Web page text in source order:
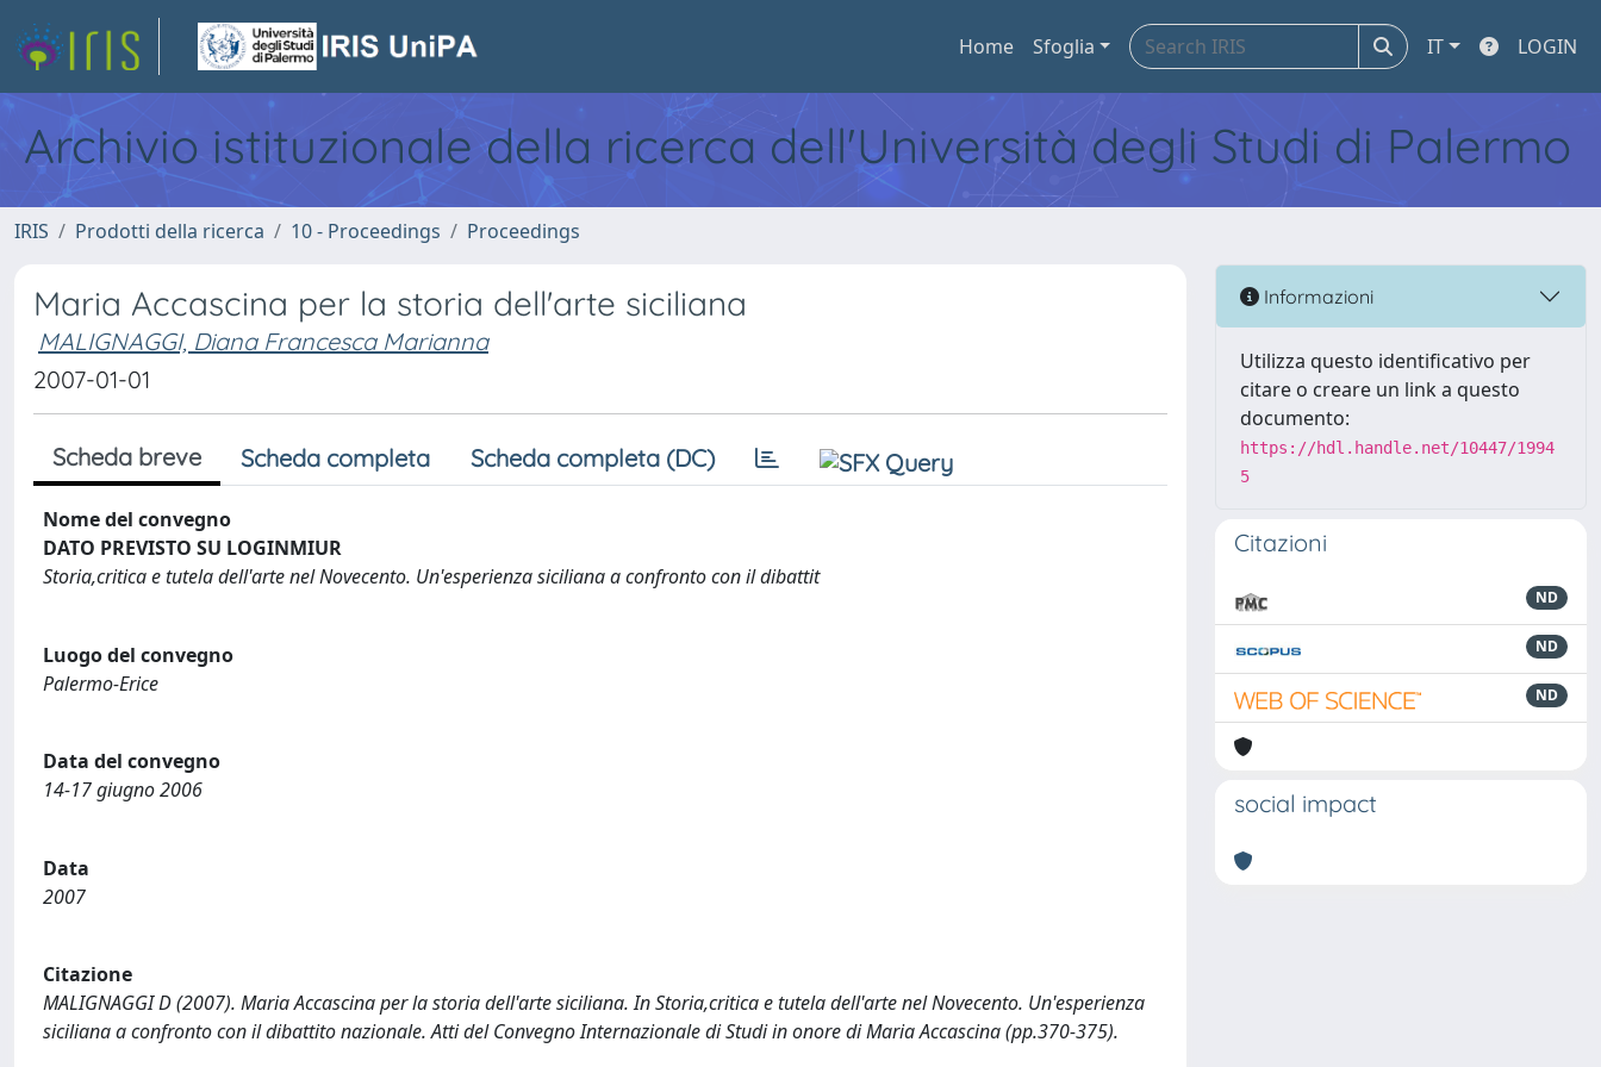
Home Sfoglia IT LOGIN
Archivio istituzionale della ricerca dell'Università degli Studi di Palermo
IRIS Prodotti della ricerca 10 - Proceedings Proceedings
Maria Accascina per la storia dell'arte siciliana
MALIGNAGGI, Diana Francesca Marianna
2007-01-01
Scheda breve Scheda completa Scheda completa (DC)
Nome del convegno
DATO PREVISTO SU LOGINMIUR
Storia,critica e tutela dell'arte nel Novecento. Un'esperienza siciliana a confronto con il dibattit
Luogo del convegno
Palermo-Erice
Data del convegno
14-17 giugno 2006
Data
2007
Citazione
MALIGNAGGI D (2007). Maria Accascina per la storia dell'arte siciliana. In Storia,critica e tutela dell'arte nel Novecento. Un'esperienza
siciliana a confronto con il dibattito nazionale. Atti del Convegno Internazionale di Studi in onore di Maria Accascina (pp.370-375).
Informazioni
Utilizza questo identificativo per
citare o creare un link a questo
documento:
https://hdl.handle.net/10447/1994
5
Citazioni
ND
ND
ND
social impact